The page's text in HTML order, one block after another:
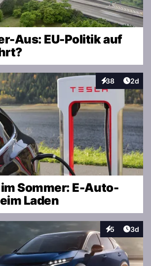
Aus: EU-Politik auf
38
Interaktionen
2d
Sommer: E-Auto-
Laden
5
Interaktionen
3d